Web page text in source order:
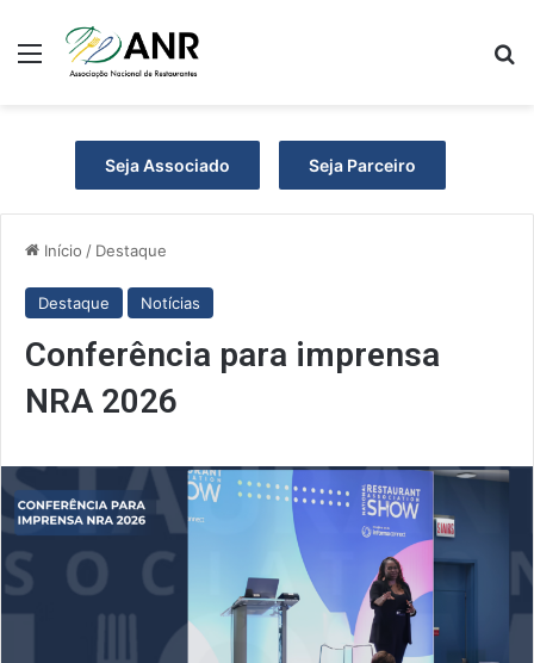
Menu
Seja Associado Seja Parceiro
Início / Destaque
Destaque Notícias
Conferência para imprensa
NRA 2026